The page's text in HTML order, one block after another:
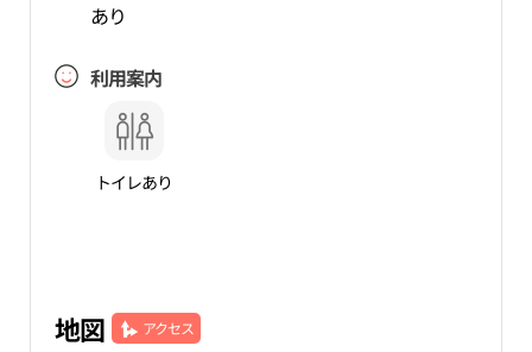
あり
利用案内
トイレあり
地図 アクセス